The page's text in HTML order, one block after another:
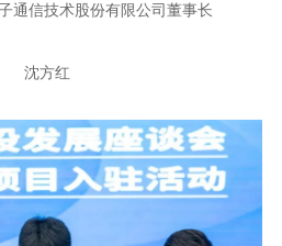
通信技术股份有限公司董事长
沈方红